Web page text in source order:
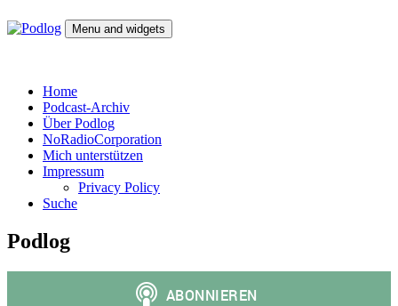
to
Menu and widgets
Home
Podcast-Archiv
Über Podlog
NoRadioCorporation
Mich unterstützen
Impressum
Privacy Policy
Suche
Podlog